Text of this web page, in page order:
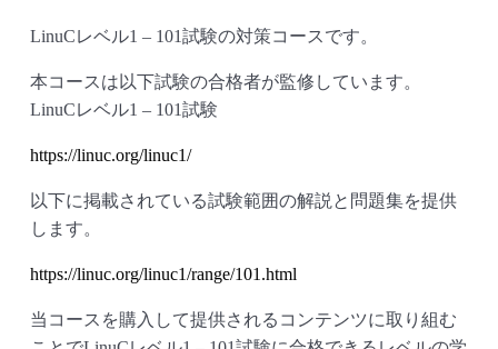
LinuCレベル1 – 101試験の対策コースです。
本コースは以下試験の合格者が監修しています。
LinuCレベル1 – 101試験
https://linuc.org/linuc1/
以下に掲載されている試験範囲の解説と問題集を提供
します。
https://linuc.org/linuc1/range/101.html
当コースを購入して提供されるコンテンツに取り組む